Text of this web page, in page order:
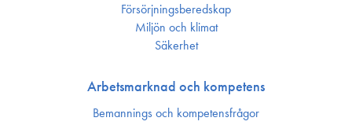
Försörjnings­beredskap
Miljön och klimat
Säkerhet
Arbetsmarknad och kompetens
Bemannings och kompetens­frågor